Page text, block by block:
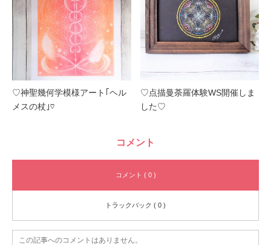
♡神聖幾何学模様アート｢ヘル
メスの杖｣♡
♡点描曼荼羅体験WS開催しま
した♡
コメント
コメント ( 0 )
トラックバック ( 0 )
この記事へのコメントはありません。